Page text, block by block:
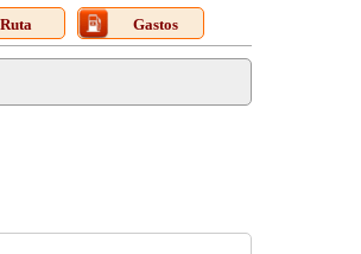
Ruta Gastos